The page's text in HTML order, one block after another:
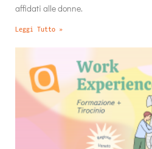
affidati alle donne.
Leggi Tutto »